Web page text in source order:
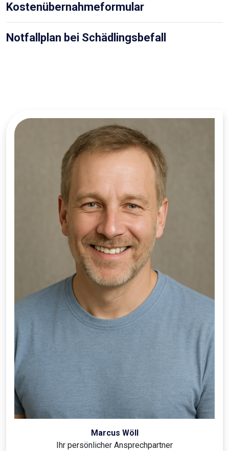
Kostenübernahmeformular
Notfallplan bei Schädlingsbefall
Marcus Wöll
Ihr persönlicher Ansprechpartner